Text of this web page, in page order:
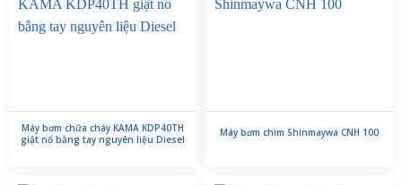
Máy bơm chữa cháy KAMA KDP40TH
giật nổ bằng tay nguyên liệu Diesel
Máy bơm chìm Shinmaywa CNH 100